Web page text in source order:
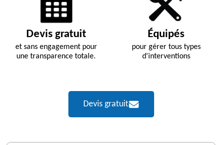
Devis gratuit
et sans engagement pour
une transparence totale.
Équipés
pour gérer tous types
d'interventions
Devis gratuit